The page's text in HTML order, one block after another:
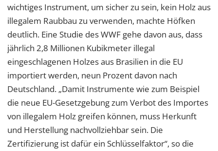
wichtiges Instrument, um sicher zu sein, kein Holz aus
illegalem Raubbau zu verwenden, machte Höfken
deutlich. Eine Studie des WWF gehe davon aus, dass
jährlich 2,8 Millionen Kubikmeter illegal
eingeschlagenen Holzes aus Brasilien in die EU
importiert werden, neun Prozent davon nach
Deutschland. „Damit Instrumente wie zum Beispiel
die neue EU-Gesetzgebung zum Verbot des Importes
von illegalem Holz greifen können, muss Herkunft
und Herstellung nachvollziehbar sein. Die
Zertifizierung ist dafür ein Schlüsselfaktor“, so die